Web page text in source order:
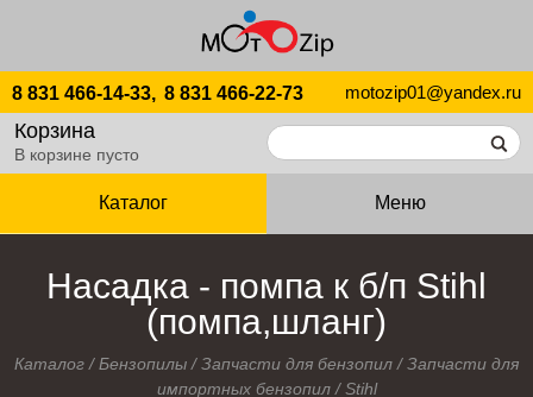
8 831 466-14-33, 8 831 466-22-73 motozip01@yandex.ru
Корзина
В корзине пусто
Каталог Меню
Насадка - помпа к б/п Stihl
(помпа,шланг)
Каталог /Бензопилы /Запчасти для бензопил /Запчасти для
импортных бензопил/Stihl